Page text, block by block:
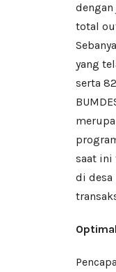
dengan
total
yang
serta
saat ini
di desa